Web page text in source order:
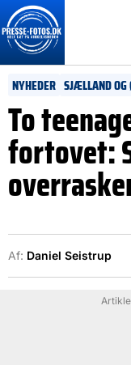
NYHEDER SJÆLLAND OG
To
fortovet:
Af: Daniel Seistrup